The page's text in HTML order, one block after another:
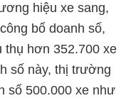
hiệu xe sang,
bố doanh số,
thụ hơn 352.700 xe
số này, thị trường
số 500.000 xe như